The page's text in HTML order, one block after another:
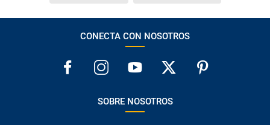
CONECTA CON NOSOTROS
SOBRE NOSOTROS